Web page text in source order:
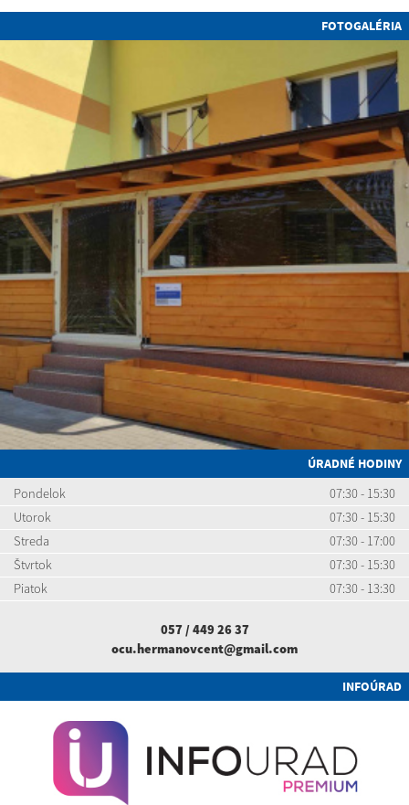
FOTOGALÉRIA
ÚRADNÉ HODINY
Pondelok
07:30 - 15:30
Utorok
07:30 - 15:30
Streda
07:30 - 17:00
Štvrtok
07:30 - 15:30
Piatok
07:30 - 13:30
057 / 449 26 37
ocu.hermanovcent@gmail.com
INFOÚRAD